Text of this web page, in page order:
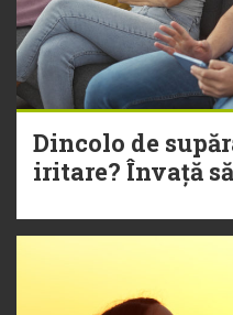
Dincolo de
iritare? Învață